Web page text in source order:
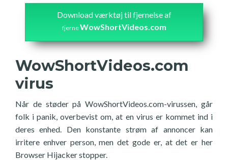
Download værktøj til fjernelse af
fjerneWowShortVideos.com
WowShortVideos.com
virus
Når de støder på WowShortVideos.com-virussen, går
folk i panik, overbevist om, at en virus er kommet ind i
deres enhed. Den konstante strøm af annoncer kan
irritere enhver person, men det gode er, at det er her
Browser Hijacker stopper.